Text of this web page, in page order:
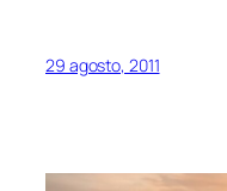
29 agosto, 2011